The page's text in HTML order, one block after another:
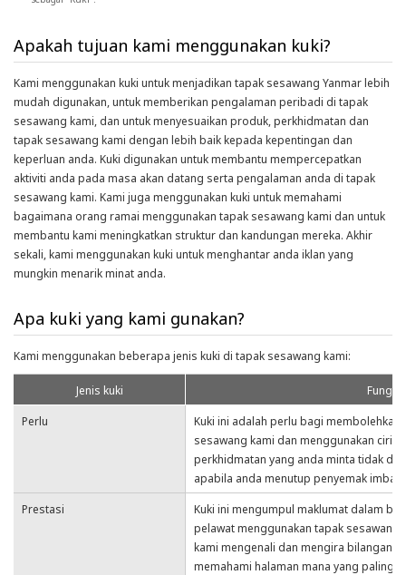
Apakah tujuan kami menggunakan kuki?
Kami menggunakan kuki untuk menjadikan tapak sesawang Yanmar lebih
mudah digunakan, untuk memberikan pengalaman peribadi di tapak
sesawang kami, dan untuk menyesuaikan produk, perkhidmatan dan
tapak sesawang kami dengan lebih baik kepada kepentingan dan
keperluan anda. Kuki digunakan untuk membantu mempercepatkan
aktiviti anda pada masa akan datang serta pengalaman anda di tapak
sesawang kami. Kami juga menggunakan kuki untuk memahami
bagaimana orang ramai menggunakan tapak sesawang kami dan untuk
membantu kami meningkatkan struktur dan kandungan mereka. Akhir
sekali, kami menggunakan kuki untuk menghantar anda iklan yang
mungkin menarik minat anda.
Apa kuki yang kami gunakan?
Kami menggunakan beberapa jenis kuki di tapak sesawang kami:
Jenis kuki
Fungsi
Perlu
Kuki ini adalah perlu bagi
sesawang kami dan menggunakan ciri-
perkhidmatan yang anda minta tidak
apabila anda menutup penyemak imbas.
Prestasi
Kuki ini mengumpul maklumat dalam
pelawat menggunakan tapak sesawang
kami mengenali dan mengira bilangan
memahami halaman mana yang paling